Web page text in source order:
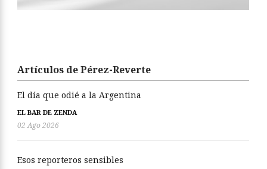
Artículos de Pérez-Reverte
El día que odié a la Argentina
EL BAR DE ZENDA
02 Ago 2026
Esos reporteros sensibles